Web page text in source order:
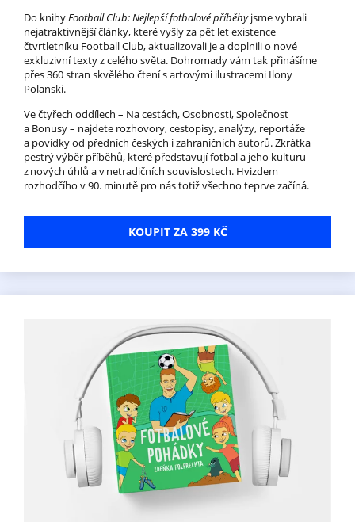
Do knihyFootball Club: Nejlepší fotbalové příběhyjsme vybrali
nejatraktivnější články, které vyšly za pět let existence
čtvrtletníku Football Club, aktualizovali je a doplnili o nové
exkluzivní texty z celého světa. Dohromady vám tak přinášíme
přes 360 stran skvělého čtení s artovými ilustracemi Ilony
Polanski.
Ve čtyřech oddílech – Na cestách, Osobnosti, Společnost
a Bonusy – najdete rozhovory, cestopisy, analýzy, reportáže
a povídky od předních českých i zahraničních autorů. Zkrátka
pestrý výběr příběhů, které představují fotbal a jeho kulturu
z nových úhlů a v netradičních souvislostech. Hvizdem
rozhodčího v 90. minutě pro nás totiž všechno teprve začíná.
KOUPIT ZA 399 KČ